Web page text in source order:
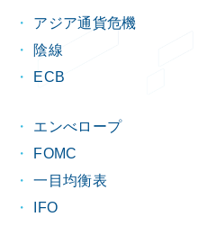
アジア通貨危機
陰線
ECB
エンべロープ
FOMC
一目均衡表
IFO